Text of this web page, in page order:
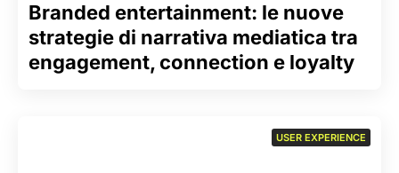
Branded entertainment: le nuove
strategie di narrativa mediatica tra
engagement, connection e loyalty
USER EXPERIENCE